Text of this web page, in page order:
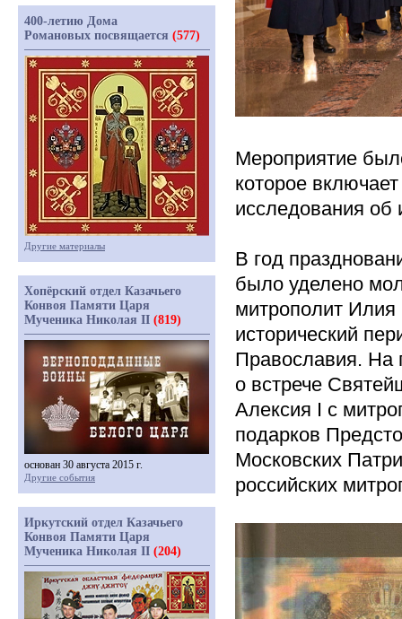
Мероприятие
которое
исследования об
В год
было уделено
митрополит Илия
исторический
Православия. На
о встрече
Алексия I с
подарков
Московских
российских
400-летию Дома
Романовых посвящается (577)
Другие материалы
Хопёрский отдел Казачьего
Конвоя Памяти Царя
Мученика Николая II (819)
основан 30 августа 2015 г.
Другие события
Иркутский отдел Казачьего
Конвоя Памяти Царя
Мученика Николая II (204)